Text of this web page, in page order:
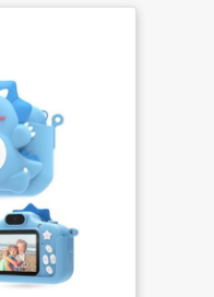
:
écran
1,8 pouces
de 2
Zoom
x4 /
interne